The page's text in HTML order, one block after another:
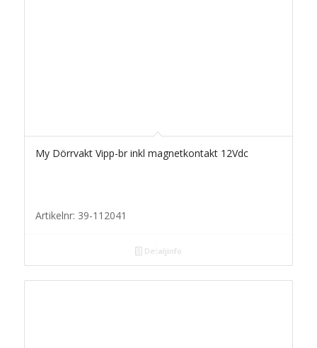
My Dörrvakt Vipp-br inkl magnetkontakt 12Vdc
Artikelnr: 39-112041
Detaljinfo